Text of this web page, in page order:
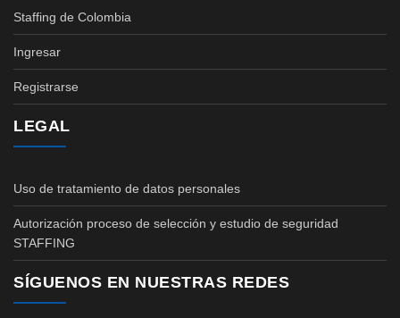
Staffing de Colombia
Ingresar
Registrarse
LEGAL
Uso de tratamiento de datos personales
Autorización proceso de selección y estudio de seguridad
STAFFING
SÍGUENOS EN NUESTRAS REDES